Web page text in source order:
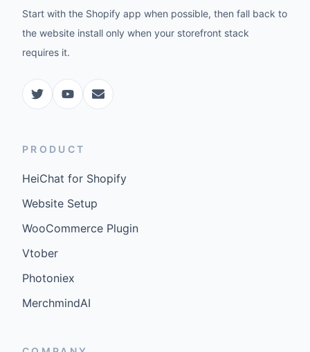
Start with the Shopify app when possible, then fall back to
the website install only when your storefront stack
requires it.
PRODUCT
HeiChat for Shopify
Website Setup
WooCommerce Plugin
Vtober
Photoniex
MerchmindAI